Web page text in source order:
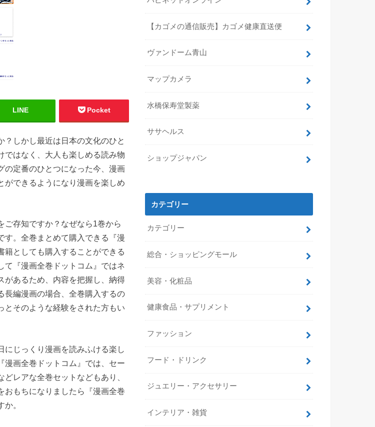
LINE Pocket
しかし最近は日本の文化のひと
ではなく、大人も楽しめる読み物
の定番のひとつになった今、漫画
ができるようになり漫画を楽しめ
ご存知ですか？なぜなら1巻から
す。全巻まとめて購入できる『漫
籍としても購入することができる
て『漫画全巻ドットコム』ではネ
があるため、内容を把握し、納得
長編漫画の場合、全巻購入するの
とそのような経験をされた方もい
にじっくり漫画を読みふける楽し
漫画全巻ドットコム』では、セー
レアな全巻セットなどもあり、
おもちになりましたら『漫画全巻
。
【カゴメの通信販売】カゴメ健康直送便
ヴァンドーム青山
マップカメラ
水橋保寿堂製薬
ササヘルス
ショップジャパン
カテゴリー
カテゴリー
総合・ショッピングモール
美容・化粧品
健康食品・サプリメント
ファッション
フード・ドリンク
ジュエリー・アクセサリー
インテリア・雑貨